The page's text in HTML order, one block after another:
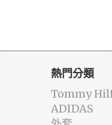
熱門分類
Tommy
ADIDAS